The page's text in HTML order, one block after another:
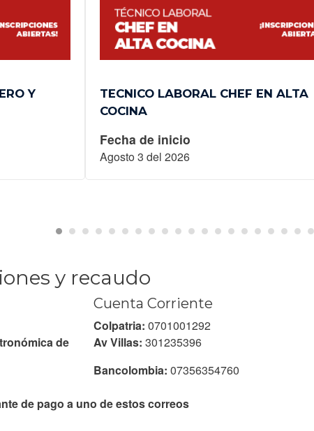
Y
TECNICO LABORAL CHEF EN ALTA
COCINA
Fecha de inicio
Agosto 3 del 2026
y recaudo
de
Cuenta Corriente
Colpatria: 0701001292
Av Villas: 301235396
Bancolombia: 07356354760
de pago a uno de estos correos